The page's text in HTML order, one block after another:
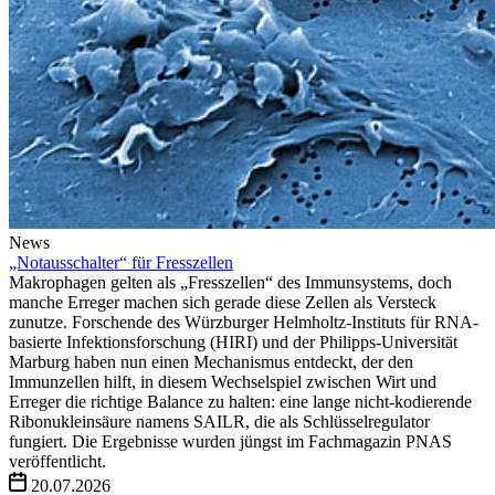
News
„Notausschalter“ für Fresszellen
Makrophagen gelten als „Fresszellen“ des Immunsystems, doch
manche Erreger machen sich gerade diese Zellen als Versteck
zunutze. Forschende des Würzburger Helmholtz-Instituts für RNA-
basierte Infektionsforschung (HIRI) und der Philipps-Universität
Marburg haben nun einen Mechanismus entdeckt, der den
Immunzellen hilft, in diesem Wechselspiel zwischen Wirt und
Erreger die richtige Balance zu halten: eine lange nicht-kodierende
Ribonukleinsäure namens SAILR, die als Schlüsselregulator
fungiert. Die Ergebnisse wurden jüngst im Fachmagazin PNAS
veröffentlicht.
20.07.2026